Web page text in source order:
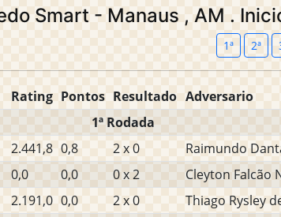
Smart - Manaus , AM .
1ª 2ª
Rating Pontos Resultado Adversario
1ª Rodada
2.441,8 0,8 2 x 0 Raimundo
0,0 0,0 0 x 2 Cleyton Falcão
2.191,0 0,0 2 x 0 Thiago Rysley